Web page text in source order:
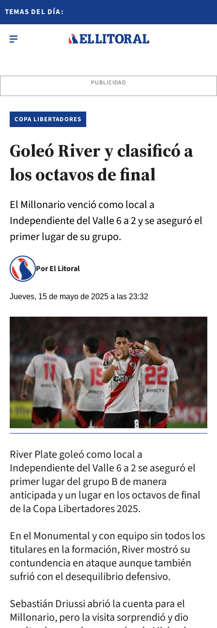
TEMAS DEL DÍA:
PUBLICIDAD
COPA LIBERTADORES
Goleó River y clasificó a
los octavos de final
El Millonario venció como local a
Independiente del Valle 6 a 2 y se aseguró el
primer lugar de su grupo.
Por El Litoral
Jueves, 15 de mayo de 2025 a las 23:32
River Plate goleó como local a
Independiente del Valle 6 a 2 se aseguró el
primer lugar del grupo B de manera
anticipada y un lugar en los octavos de final
de la Copa Libertadores 2025.
En el Monumental y con equipo sin todos los
titulares en la formación, River mostró su
contundencia en ataque aunque también
sufrió con el desequilibrio defensivo.
Sebastián Driussi abrió la cuenta para el
Millonario, pero la visita sorprendió y dio